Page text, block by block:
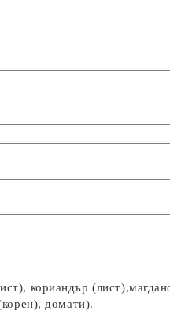
кориандър
домати).